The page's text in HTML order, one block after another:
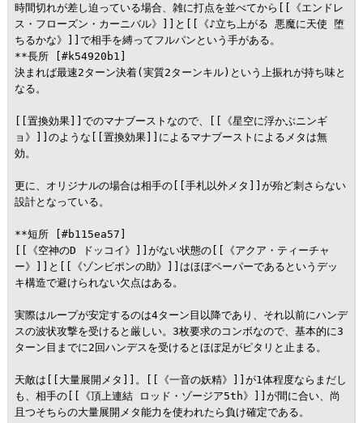
時間切れが差し迫っている場合、雑に打点を並べてから[[《エンドレ
ス・フローズン・カーニバル》]]と[[《♪立ち上がる 悪魔に天使 堕
ちるかな》]]で相手を縛ってフルパンという手がある。
**長所 [#k54920b1]
決まれば最速2ターン決着(実質2ターンキル)という上振れが持ち味と
なる。
[[置換効果]]でのマナブーストなので、[[《星空に浮かぶニンギ
ョ》]]のような[[置換効果]]によるマナブーストによるメタは無
効。
更に、オリジナルの場合は相手の[[手札以外メタ]]が殆ど刺さらない
設計となっている。
**短所 [#b115ea57]
[[《空神のD ドッコイ》]]がない状態の[[《アクア・ティーチャ
ー》]]と[[《ゾンビポンの助》]]はほぼペーパーであるというデッ
キ構造で避けられない欠点はある。
実際はループが安定するのは4ターン目以降であり、それ以前にハンデ
スの波状攻撃を受けると厳しい。3枚要求のコンボなので、基本的に3
ターン目までに2回ハンデスを受けるとほぼ足がピタリと止まる。
天敵は[[大量展開メタ]]。[[《一音の妖精》]]が1体程度ならまだし
も、相手の[[《頂上連結 ロッド・ゾージア5th》]]が間に合い、尚
且つそちらの大量展開メタ能力を使われたら負け確定である。